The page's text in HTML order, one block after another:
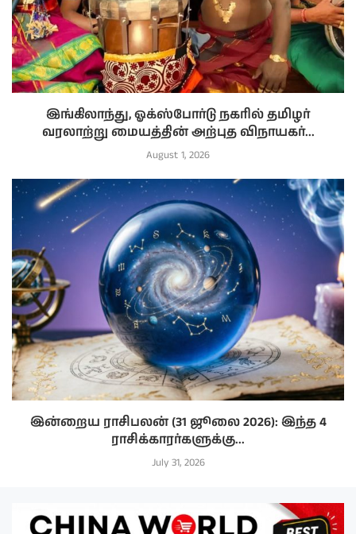
இங்கிலாந்து, ஓக்ஸ்போர்டு நகரில் தமிழர்
வரலாற்று மையத்தின் அற்புத விநாயகர்...
August 1, 2026
இன்றைய ராசிபலன் (31 ஜூலை 2026): இந்த 4
ராசிக்காரர்களுக்கு...
July 31, 2026